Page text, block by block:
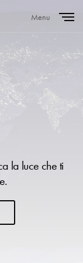
Menu
la luce che ti